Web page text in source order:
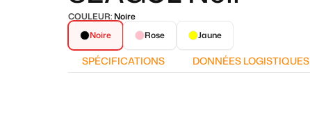
COULEUR:Noire
Noire
Rose Jaune
SPÉCIFICATIONS DONNÉES LOGISTIQUES